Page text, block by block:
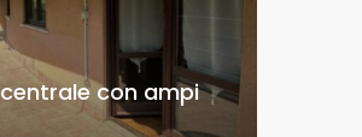
con ampi